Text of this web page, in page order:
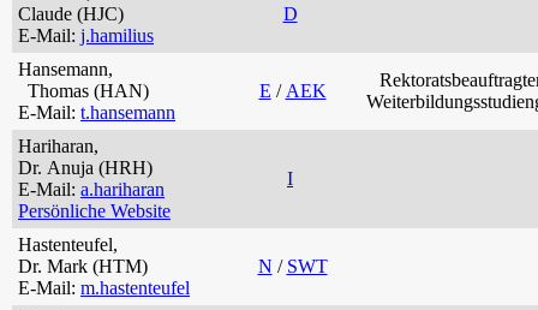
Claude (HJC)
E-Mail: j.hamilius
D
Hansemann,
Thomas (HAN)
E-Mail: t.hansemann
E / AEK
Hariharan,
Dr. Anuja (HRH)
E-Mail: a.hariharan
Persönliche Website
I
Hastenteufel,
Dr. Mark (HTM)
E-Mail: m.hastenteufel
N / SWT